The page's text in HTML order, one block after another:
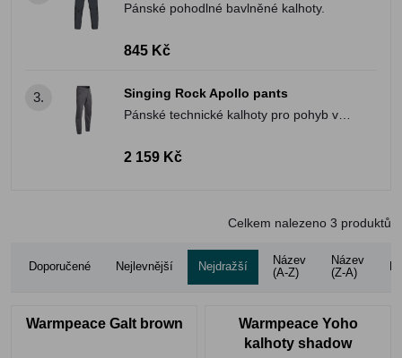
Pánské pohodlné bavlněné kalhoty.
845 Kč
3.
Singing Rock Apollo pants
Pánské technické kalhoty pro pohyb ve
práce nebo do školy.
2 159 Kč
Celkem nalezeno 3 produktů
Doporučené Nejlevnější Nejdražší
Název
(A-Z)
Název
(Z-A)
Warmpeace Galt brown
Warmpeace Yoho
kalhoty shadow